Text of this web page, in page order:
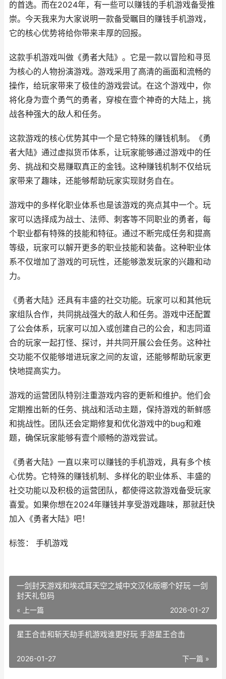
的首选。而在2024年，有一些可以赚钱的手机游戏备受推
崇。今天我来为大家说明一款备受瞩目的赚钱手机游戏，
它的核心优势将给你带来丰厚的回报。
这款手机游戏叫做《勇者大陆》。它是一款以冒险和寻觅
为核心的人物扮演游戏。游戏采用了高清的画面和流畅的
操作，给玩家带来了极佳的游戏尝试。在这个游戏中，你
将化身为壹个勇气的勇者，穿梭在壹个神奇的大陆上，挑
战各种强大的敌人和任务。
这款游戏的核心优势其中一个是它特殊的赚钱机制。《勇
者大陆》通过虚拟货币体系，让玩家能够通过游戏中的任
务、挑战和交易赚取真正的金钱。这种赚钱机制不仅给玩
家带来了趣味，还能够帮助玩家实现财务自在。
游戏中的多样化职业体系也是该游戏的亮点其中一个。玩
家可以选择成为战士、法师、刺客等不同职业的勇者，每
个职业都有特殊的技能和特征。通过不断完成任务和提高
等级，玩家可以解开更多的职业技能和装备。这种职业体
系不仅增加了游戏的可玩性，还能够激发玩家的兴趣和动
力。
《勇者大陆》还具有丰盛的社交功能。玩家可以和其他玩
家组队合作，共同挑战强大的敌人和任务。游戏中还配置
了公会体系，玩家可以加入或创建自己的公会，和志同道
合的玩家一起打怪、探讨，并共同开展公会任务。这种社
交功能不仅能够增进玩家之间的友谊，还能够帮助玩家更
快地提高实力。
游戏的运营团队特别注重游戏内容的更新和维护。他们会
定期推出新的任务、挑战和活动主题，保持游戏的新鲜感
和挑战性。团队还会定期修复和优化游戏中的bug和难
题，确保玩家能够有壹个顺畅的游戏尝试。
《勇者大陆》一直以来可以赚钱的手机游戏，具有多个核
心优势。它特殊的赚钱机制、多样化的职业体系、丰盛的
社交功能以及积极的运营团队，都使得这款游戏备受玩家
喜爱。如果你想在2024年赚钱并享受游戏趣味，那就赶快
加入《勇者大陆》吧！
标签： 手机游戏
一剑封天游戏和埃忒耳天空之城中文汉化版哪个好玩 一剑
封天礼包码
« 上一篇 2026-01-27
星王合击和斩天劫手机游戏谁更好玩 手游星王合击
下一篇 »
2026-01-27